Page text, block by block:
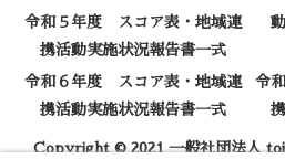
令和５年度 スコア表・地域連
携活動実施状況報告書一式
令和６年度 スコア表・地域連
携活動実施状況報告書一式
令
Copyright © 2021 一般社団法人